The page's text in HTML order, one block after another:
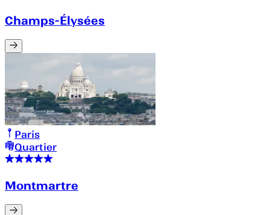
Champs-Élysées
Paris
Quartier
Montmartre